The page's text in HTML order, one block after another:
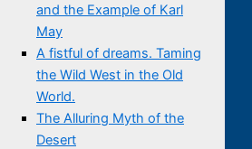
and the Example of Karl
May
A fistful of dreams. Taming
the Wild West in the Old
World.
The Alluring Myth of the
Desert